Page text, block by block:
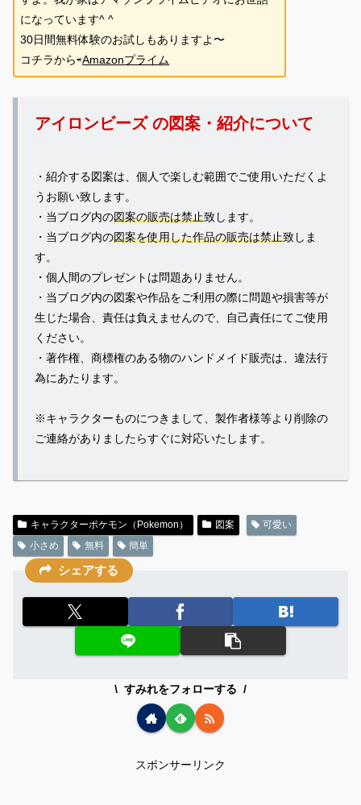
になっています^ ^
30日間無料体験のお試しもありますよ〜
コチラから⇨Amazonプライム
アイロンビーズ の図案・紹介について
・紹介する図案は、個人で楽しむ範囲でご使用いただくよ
うお願い致します。
・当ブログ内の図案の販売は禁止致します。
・当ブログ内の図案を使用した作品の販売は禁止致しま
す。
・個人間のプレゼントは問題ありません。
・当ブログ内の図案や作品をご利用の際に問題や損害等が
生じた場合、責任は負えませんので、自己責任にてご使用
ください。
・著作権、商標権のある物のハンドメイド販売は、違法行
為にあたります。
※キャラクターものにつきまして、製作者様等より削除の
ご連絡がありましたらすぐに対応いたします。
キャラクターポケモン（Pokemon） 図案
可愛い
小さめ
無料 簡単
シェアする
すみれをフォローする
スポンサーリンク